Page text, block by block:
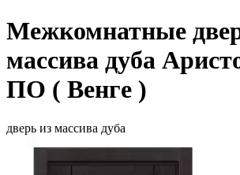
Межкомнатные
массива дуба
ПО ( Венге )
дверь из массива дуба